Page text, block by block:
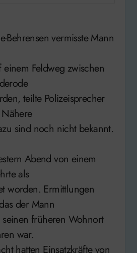
Behrensen vermisste Mann
Feldweg zwischen
teilte Polizeisprecher
sind noch nicht bekannt.
Abend von einem
als
worden. Ermittlungen
der Mann
seinen früheren Wohnort
war.
hatten Einsatzkräfte von